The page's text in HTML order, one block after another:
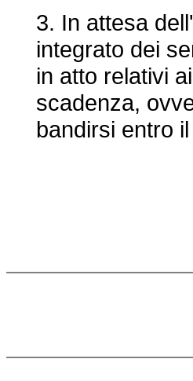
3. In attesa
integrato dei
in atto relativi
scadenza,
bandirsi entro